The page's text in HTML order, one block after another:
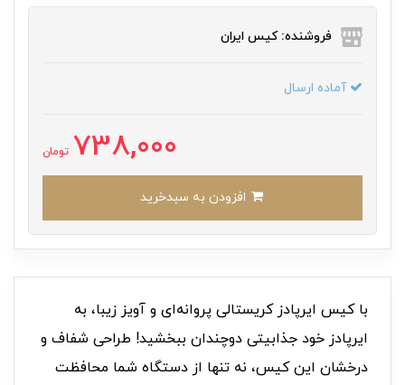
فروشنده: کیس ایران
آماده ارسال
738,000 تومان
با کیس ایرپادز کریستالی پروانه‌ای و آویز زیبا، به
ایرپادز خود جذابیتی دوچندان ببخشید! طراحی شفاف و
درخشان این کیس، نه تنها از دستگاه شما محافظت